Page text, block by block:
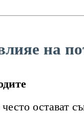
на
остават